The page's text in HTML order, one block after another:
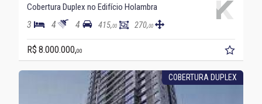
Cobertura Duplex no Edifício Holambra
3 4 4 415,00 270,00
R$ 8.000.000,00
COBERTURA DUPLEX